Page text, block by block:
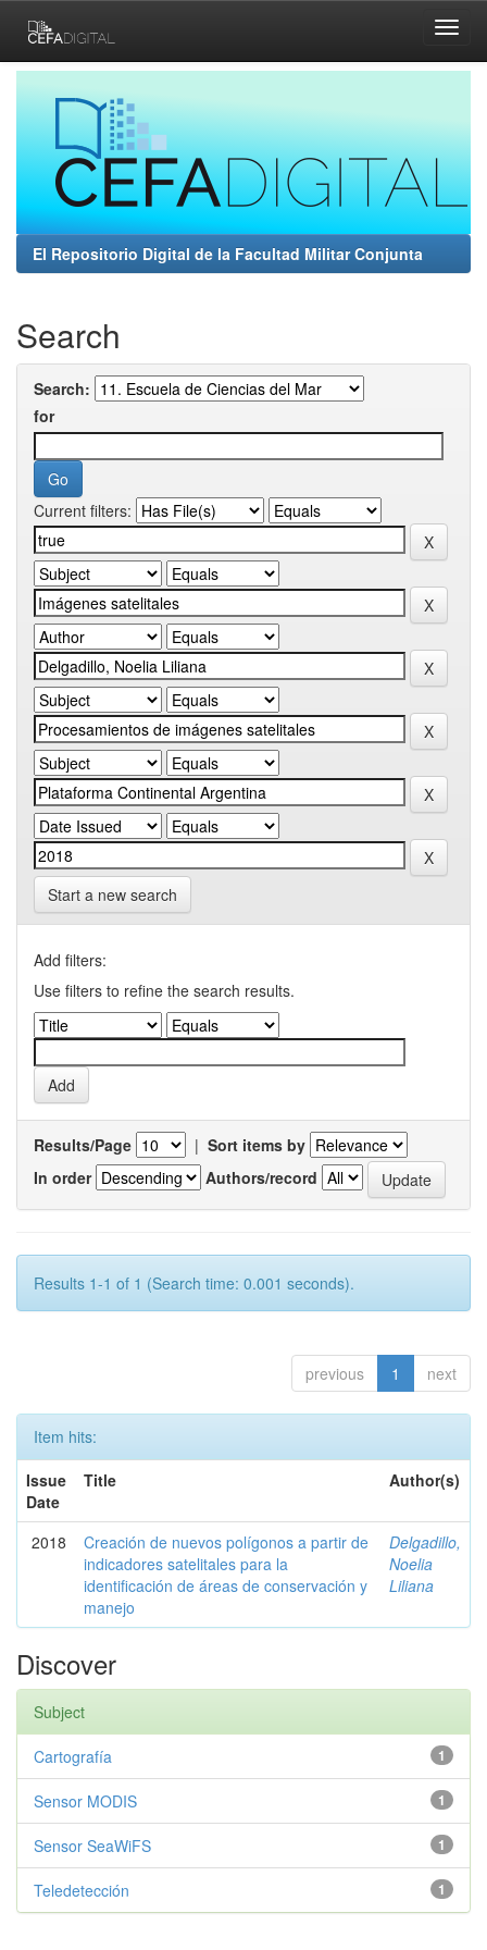
navigation
El Repositorio Digital de la Facultad Militar Conjunta
Search
Search:
for
Current filters:
Start a new search
Add filters:
Use filters to refine the search results.
Results/Page | Sort items by
In order
Authors/record
Results 1-1 of 1 (Search time: 0.001 seconds).
previous 1 next
Item hits:
Issue
Date
Title Author(s)
2018
Creación de nuevos polígonos a partir de
indicadores satelitales para la
identificación de áreas de conservación y
manejo
Delgadillo,
Noelia
Liliana
Discover
Subject
1
Cartografía
1
Sensor MODIS
1
Sensor SeaWiFS
1
Teledetección